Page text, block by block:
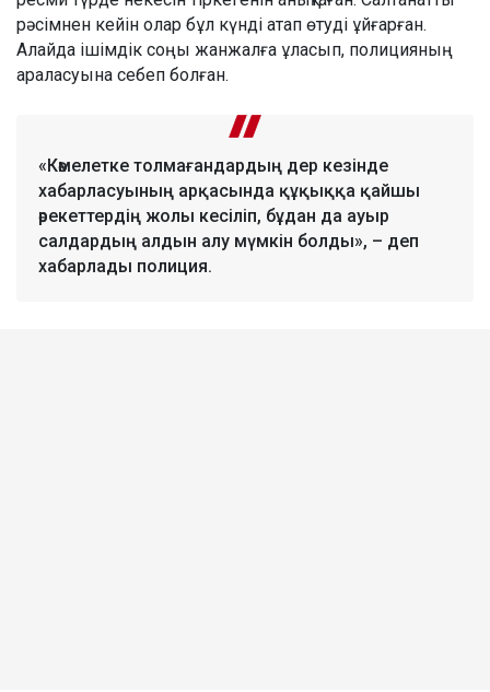
рәсімнен кейін олар бұл күнді атап өтуді ұйғарған.
Алайда ішімдік соңы жанжалға ұласып, полицияның
араласуына себеп болған.
«Кәмелетке толмағандардың дер кезінде
хабарласуының арқасында құқыққа қайшы
әрекеттердің жолы кесіліп, бұдан да ауыр
салдардың алдын алу мүмкін болды», – деп
хабарлады полиция.